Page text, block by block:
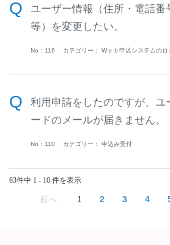
ユーザー情報（住所・電話番
等）を変更したい。
No：116 カテゴリー： Wｅｂ申込システムのロ
利用申請をしたのですが、ユ
ードのメールが届きません。
No：110 カテゴリー： 申込み受付
63件中 1 - 10 件を表示
≪ 1 2 3 4